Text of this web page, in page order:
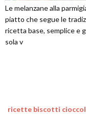
Le melanzane alla
piatto che segue le
ricetta base, semplice e
sola v
ricette biscotti